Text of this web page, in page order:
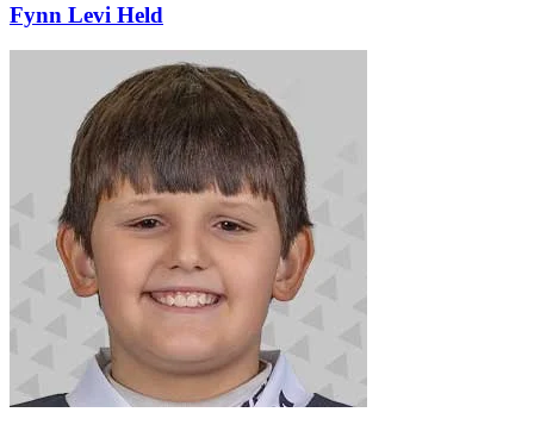
Fynn Levi Held